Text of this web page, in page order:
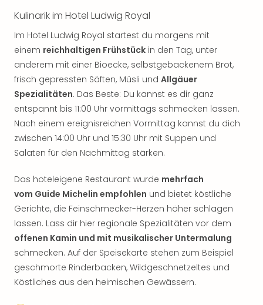
Kulinarik im Hotel Ludwig Royal
Im Hotel Ludwig Royal startest du morgens mit
einem reichhaltigen Frühstück in den Tag, unter
anderem mit einer Bioecke, selbstgebackenem Brot,
frisch gepressten Säften, Müsli und Allgäuer
Spezialitäten. Das Beste: Du kannst es dir ganz
entspannt bis 11:00 Uhr vormittags schmecken lassen.
Nach einem ereignisreichen Vormittag kannst du dich
zwischen 14:00 Uhr und 15:30 Uhr mit Suppen und
Salaten für den Nachmittag stärken.
Das hoteleigene Restaurant wurde mehrfach
vom Guide Michelin empfohlen und bietet köstliche
Gerichte, die Feinschmecker-Herzen höher schlagen
lassen. Lass dir hier regionale Spezialitäten vor dem
offenen Kamin und mit musikalischer Untermalung
schmecken. Auf der Speisekarte stehen zum Beispiel
geschmorte Rinderbacken, Wildgeschnetzeltes und
Köstliches aus den heimischen Gewässern.